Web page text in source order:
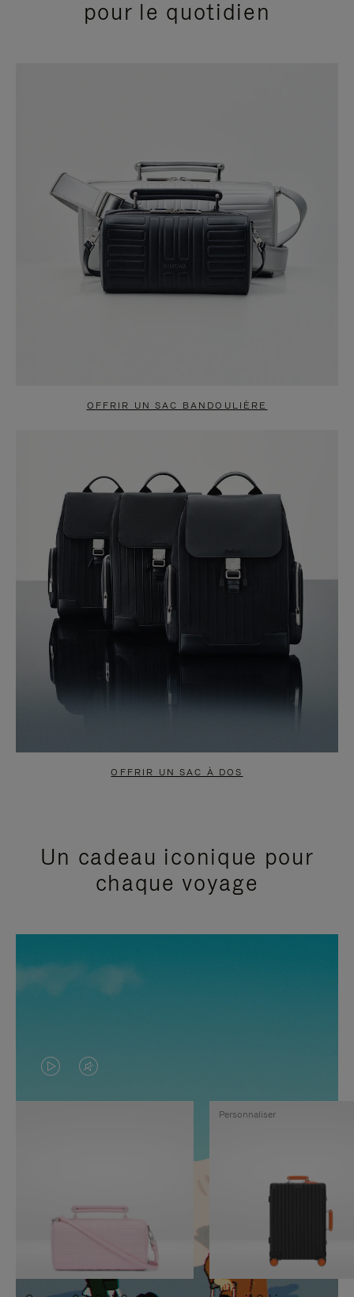
pour le quotidien
OFFRIR UN SAC BANDOULIÈRE
OFFRIR UN SAC À DOS
Un cadeau iconique pour
chaque voyage
LA
VIDÉO
PAUSE,
APPUYEZ
SUR
LE
SON
DÉSACTIVÉ.
VEUILLEZ
Personnaliser